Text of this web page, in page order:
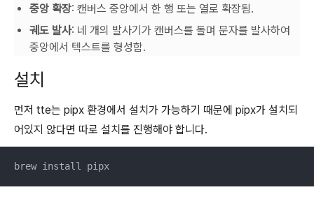
중앙 확장: 캔버스 중앙에서 한 행 또는 열로 확장됨.
궤도 발사: 네 개의 발사기가 캔버스를 돌며 문자를 발사하여
중앙에서 텍스트를 형성함.
설치
먼저 tte는 pipx 환경에서 설치가 가능하기 때문에 pipx가 설치되
어있지 않다면 따로 설치를 진행해야 합니다.
brew install pipx